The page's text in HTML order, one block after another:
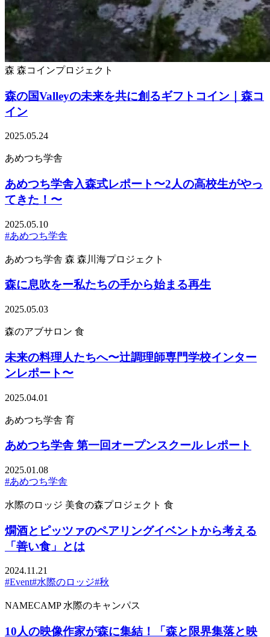
森 森コインプロジェクト
森の国Valleyの未来を共に創るギフトコイン｜森コ
イン
2025.05.24
あめつち学舎
あめつち学舎入森式レポート〜2人の高校生がやっ
てきた！〜
2025.05.10
#あめつち学舎
あめつち学舎 森 森川海プロジェクト
森に息吹をー私たちの手から始まる再生
2025.05.03
森のアブサロン 食
未来の料理人たちへ〜辻調理師専門学校インター
ンレポート〜
2025.04.01
あめつち学舎 育
あめつち学舎 第一回オープンスクール レポート
2025.01.08
#あめつち学舎
水際のロッジ 美食の森プロジェクト 食
燗酒とピッツァのペアリングイベントから考える
「善い食」とは
2024.11.21
#Event#水際のロッジ#秋
NAMECAMP 水際のキャンパス
10人の映像作家が森に集結！「森と限界集落と映